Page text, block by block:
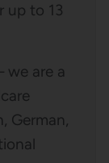
up to 13
we are a
German,